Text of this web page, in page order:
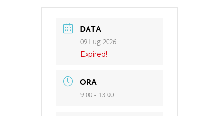
DATA
09 Lug 2026
Expired!
ORA
9:00 - 13:00